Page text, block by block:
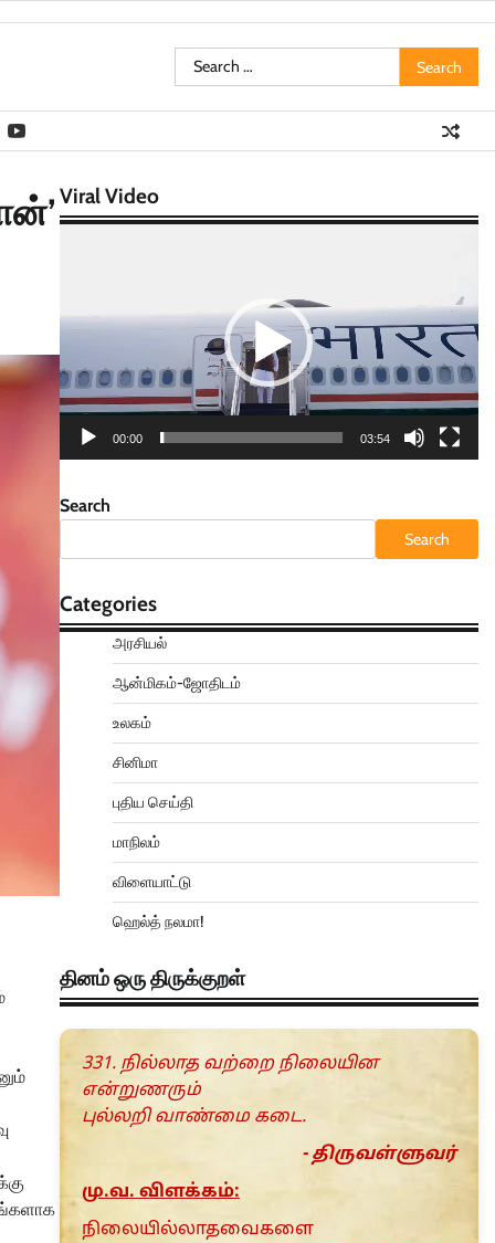
Search
for:
Viral Video
00:00 03:54
Search
Search
Categories
அரசியல்
ஆன்மிகம்-ஜோதிடம்
உலகம்
சினிமா
புதிய செய்தி
மாநிலம்
விளையாட்டு
ஹெல்த் நலமா!
தினம் ஒரு திருக்குறள்
331. நில்லாத வற்றை நிலையின
என்றுணரும்
புல்லறி வாண்மை கடை.
- திருவள்ளுவர்
மு.வ. விளக்கம்:
நிலையில்லாதவைகளை